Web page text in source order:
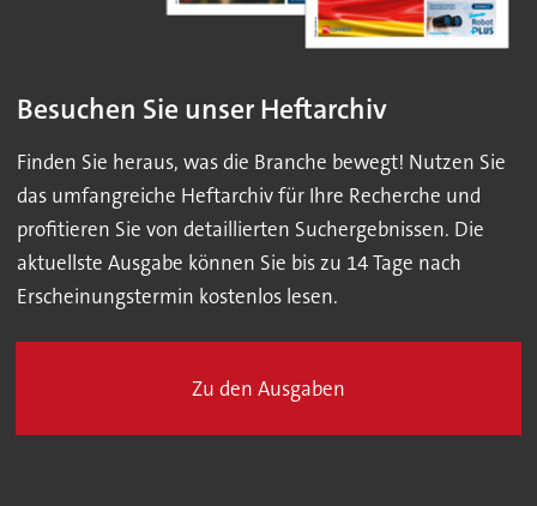
Besuchen Sie unser Heftarchiv
Finden Sie heraus, was die Branche bewegt! Nutzen Sie
das umfangreiche Heftarchiv für Ihre Recherche und
profitieren Sie von detaillierten Suchergebnissen. Die
aktuellste Ausgabe können Sie bis zu 14 Tage nach
Erscheinungstermin kostenlos lesen.
Zu den Ausgaben